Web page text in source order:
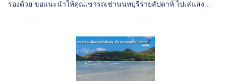
รองด้วย ขอแนะนำให้คุณเช่ารถเช่านนทบุรีรายสัปดาห์ ไปเล่นสง...